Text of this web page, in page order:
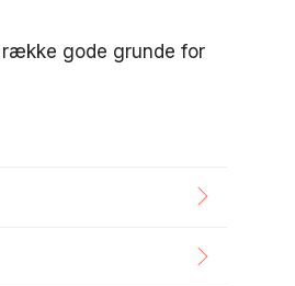
række gode grunde for